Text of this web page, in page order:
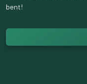
2like
bent!